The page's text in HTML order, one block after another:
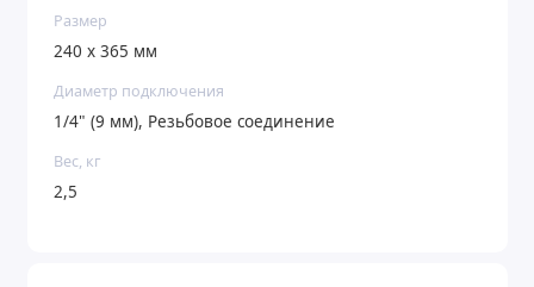
Размер
240 x 365 мм
Диаметр подключения
1/4" (9 мм), Резьбовое соединение
Вес, кг
2,5